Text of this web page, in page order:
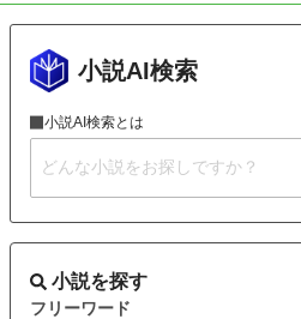
小説AI検索
小説AI検索とは
小説を探す
フリーワード